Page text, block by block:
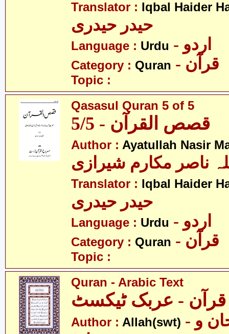
Translator : Iqbal Haider
حیدر حیدری
Language : Urdu - اردو
Category : Quran - قرآن
Topic :
Qasasul Quran 5 of 5
قصص القرآن - 5/5
Author : Ayatullah Nasir
ناصر مکارم شیرازی
Translator : Iqbal Haider
حیدر حیدری
Language : Urdu - اردو
Category : Quran - قرآن
Topic :
Quran - Arabic Text
Author : Allah(swt) - الله )سبحان و